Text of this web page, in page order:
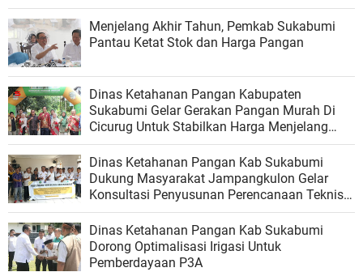
Menjelang Akhir Tahun, Pemkab Sukabumi
Pantau Ketat Stok dan Harga Pangan
Dinas Ketahanan Pangan Kabupaten
Sukabumi Gelar Gerakan Pangan Murah Di
Cicurug Untuk Stabilkan Harga Menjelang
Akhir Tahun
Dinas Ketahanan Pangan Kab Sukabumi
Dukung Masyarakat Jampangkulon Gelar
Konsultasi Penyusunan Perencanaan Teknis
Daerah Irigasi Cikarang Nguluwung
Dinas Ketahanan Pangan Kab Sukabumi
Dorong Optimalisasi Irigasi Untuk
Pemberdayaan P3A